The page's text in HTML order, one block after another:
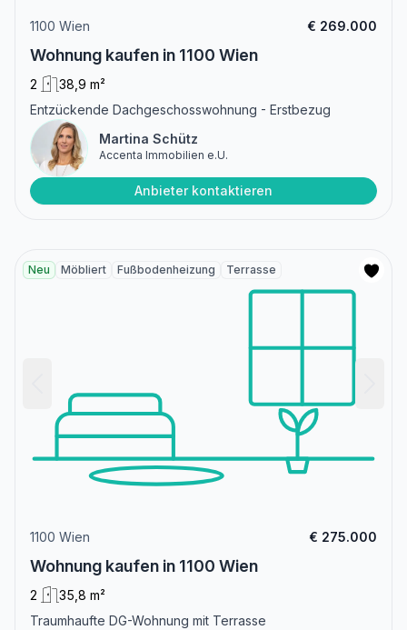
1100 Wien € 269.000
Wohnung kaufen in 1100 Wien
2
38,9 m²
Entzückende Dachgeschosswohnung - Erstbezug
Martina Schütz
Accenta Immobilien e.U.
Anbieter kontaktieren
Neu Möbliert Fußbodenheizung Terrasse
1100 Wien € 275.000
Wohnung kaufen in 1100 Wien
2
35,8 m²
Traumhaufte DG-Wohnung mit Terrasse